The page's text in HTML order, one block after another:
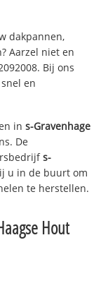
dakpannen,
Aarzel niet en
Bij ons
en
ins-Gravenhage
De
s-
u in de buurt om
te herstellen.
Hout